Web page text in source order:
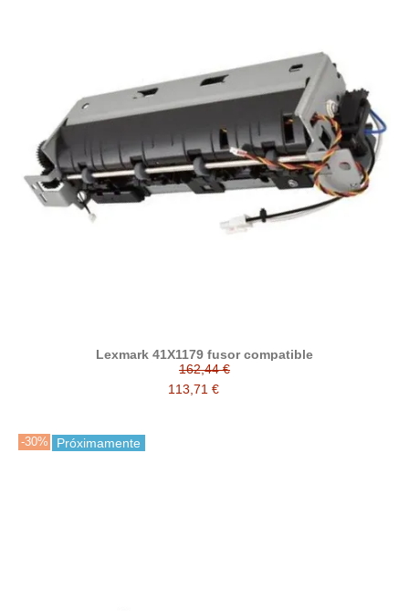
Lexmark 41X1179 fusor compatible
162,44 €
113,71 €
-30% Próximamente